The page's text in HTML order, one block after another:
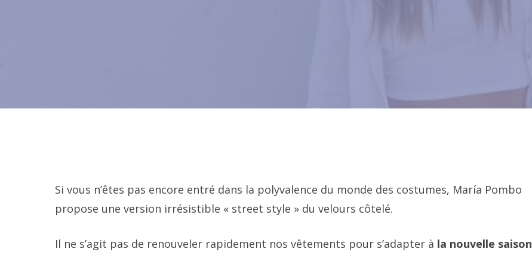
Si vous n’êtes pas encore entré dans la polyvalence du monde des costumes, María Pombo
propose une version irrésistible « street style » du velours côtelé.
Il ne s’agit pas de renouveler rapidement nos vêtements pour s’adapter à la nouvelle saison